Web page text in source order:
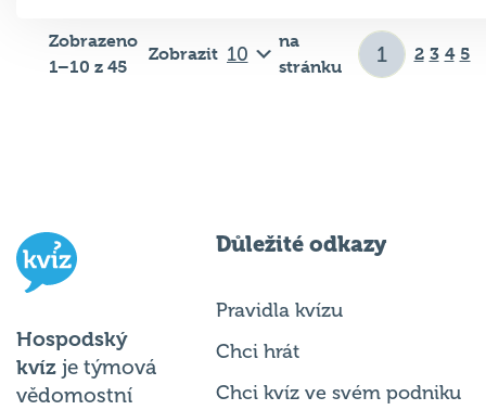
Zobrazeno
1–10 z 45
Zobrazit
na
stránku
2 3 4 5
Hospodský
kvíz je týmová
vědomostní
Důležité odkazy
Pravidla kvízu
Chci hrát
Chci kvíz ve svém podniku